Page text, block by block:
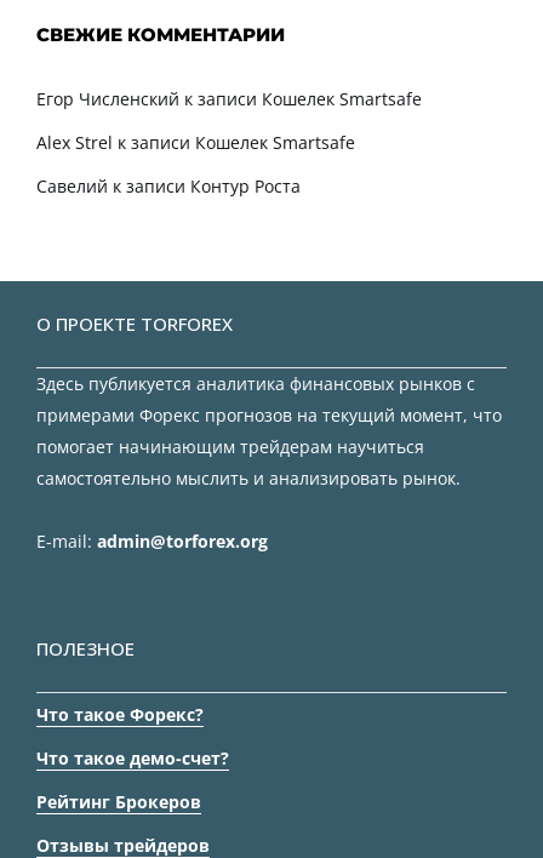
СВЕЖИЕ КОММЕНТАРИИ
Егор Численский к записи Кошелек Smartsafe
Alex Strel к записи Кошелек Smartsafe
Савелий к записи Контур Роста
О ПРОЕКТЕ TORFOREX
Здесь публикуется аналитика финансовых рынков с
примерами Форекс прогнозов на текущий момент, что
помогает начинающим трейдерам научиться
самостоятельно мыслить и анализировать рынок.
E-mail: admin@torforex.org
ПОЛЕЗНОЕ
Что такое Форекс?
Что такое демо-счет?
Рейтинг Брокеров
Отзывы трейдеров